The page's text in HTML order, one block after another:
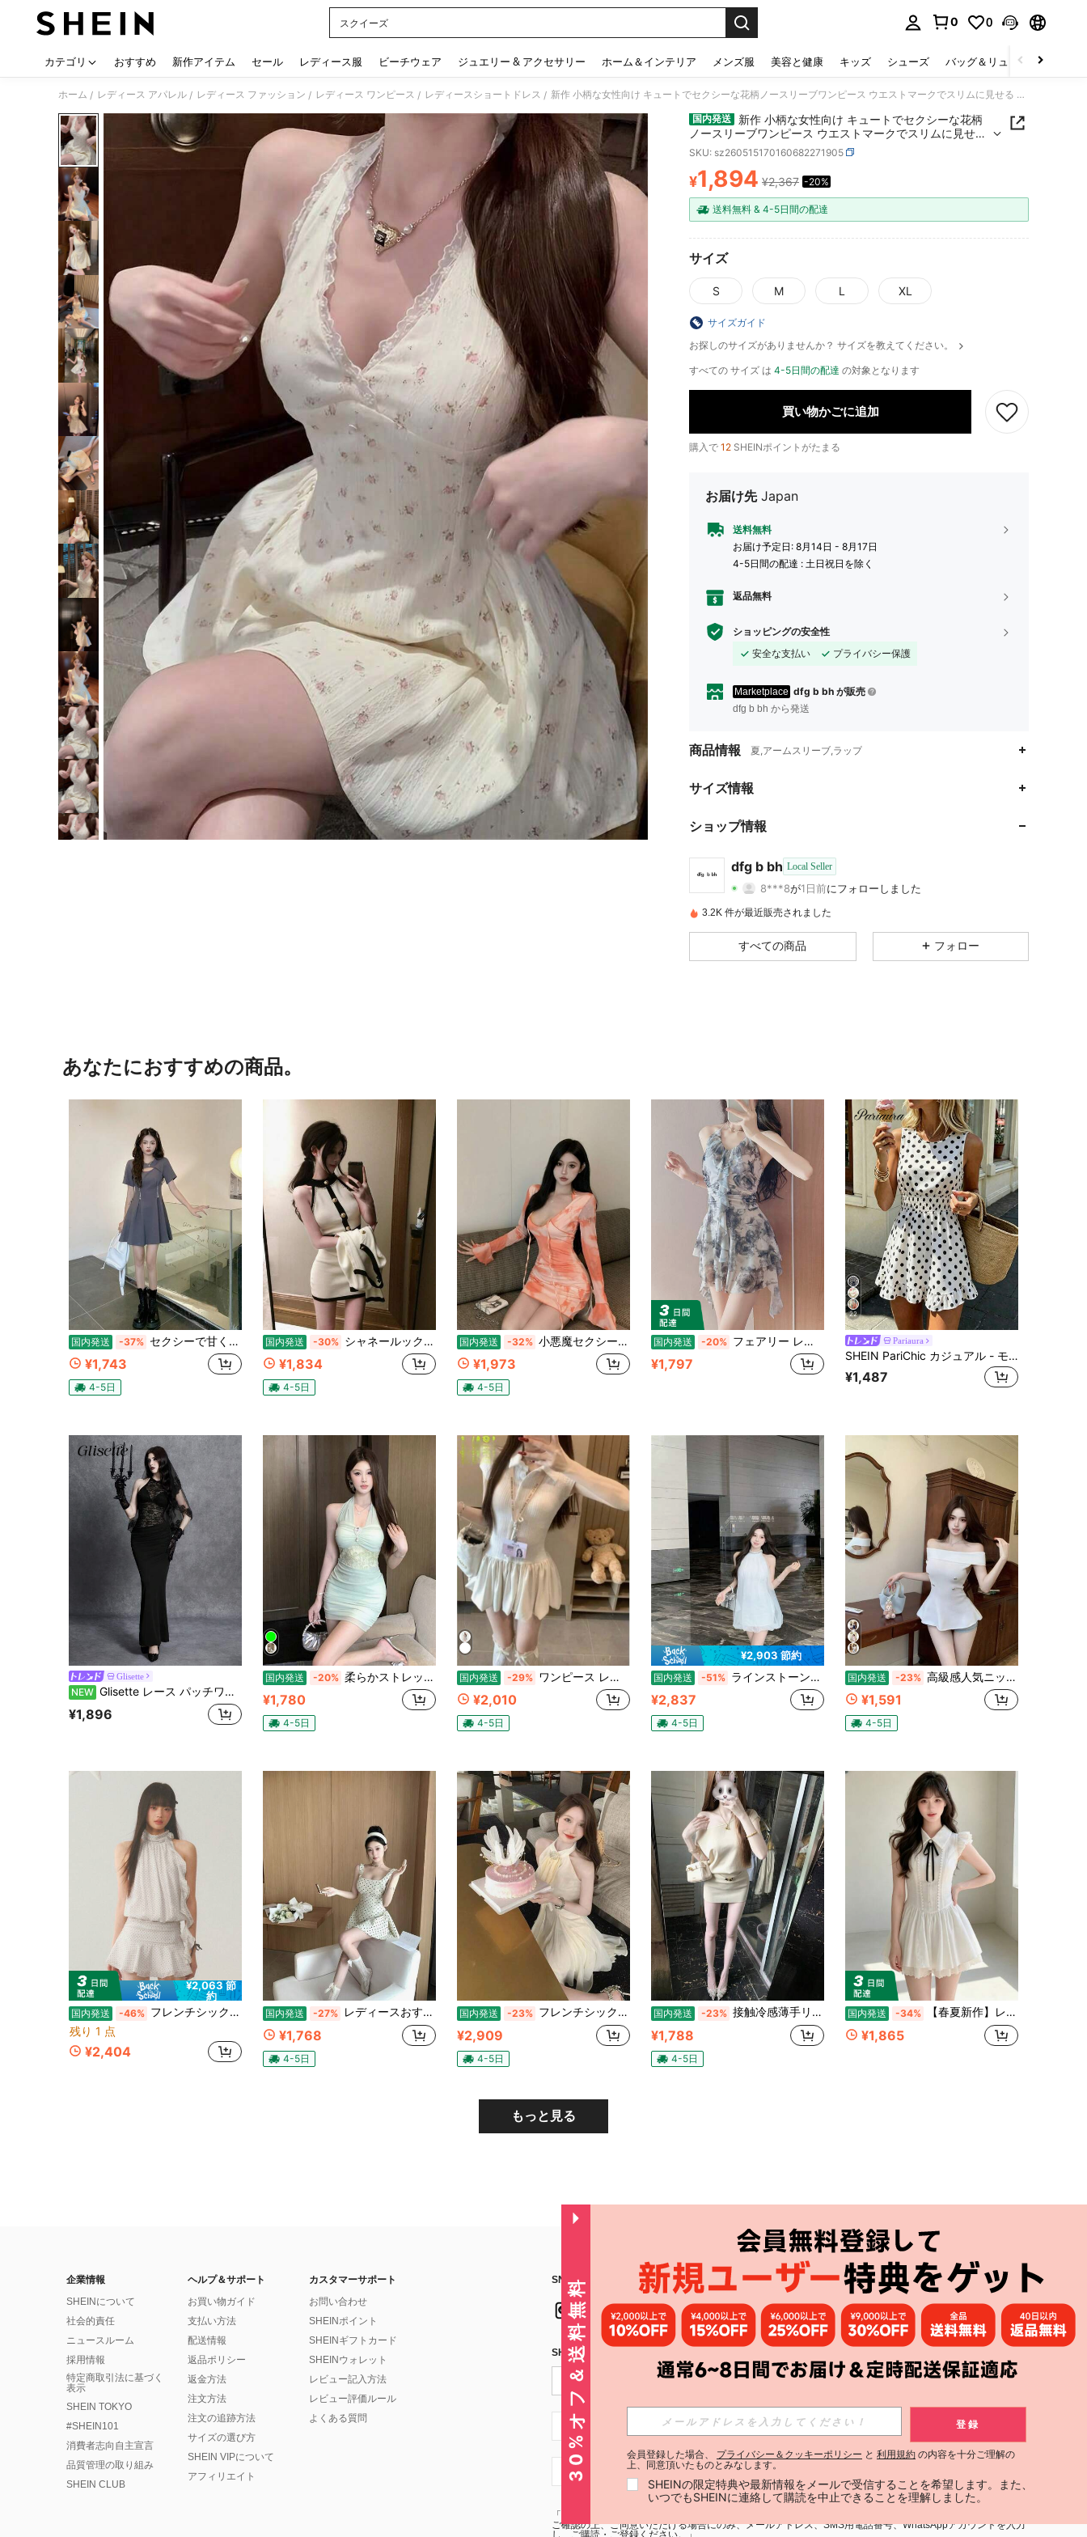
スクイーズ
0 0
カテゴリ おすすめ 新作アイテム セール レディース服 ビーチウェア ジュエリー & アクセサリー ホーム＆インテリア メンズ服 美容と健康 キッズ シューズ バッグ＆リュック
ホーム / レディース アパレル / レディース ファッション / レディース ワンピース / レディースショートドレス / 新作 小柄な女性向け キュートでセクシーな花柄ノースリーブワンピース ウエストマークでスリムに見せる ユニークなAラインシルエット
国内発送
新作 小柄な女性向け キュートでセクシーな花柄
ノースリーブワンピース ウエストマークでスリムに見せる
ユニークなAラインシルエット
SKU: sz260515170160682271905
PRICE AND AVAILABILITY
¥1,894 ¥2,367 -20%
送料無料 & 4-5日間の配達
サイズ
S M L XL
サイズガイド
お探しのサイズがありませんか？ サイズを教えてください。
すべての サイズ は 4-5日間の配達 の対象となります
買い物かごに追加
購入で 12 SHEINポイントがたまる
お届け先 Japan
送料無料
お届け予定日: 8月14日 - 8月17日
4-5日間の配達 : 土日祝日を除く
返品無料
ショッピングの安全性
安全な支払い
プライバシー保護
Marketplace dfg b bh が販売
dfg b bh から発送
商品情報 夏,アームスリーブ,ラップ
サイズ情報
ショップ情報
dfg b bh Local Seller
4.70
4.70
4.70 238
8***8 が1日前にフォローしました
4.70 評価 238商品 85フォロワー
4.70 238 85
4.70 85
3.2K 件が最近販売されました
すべての商品 フォロー
あなたにおすすめの商品。
国内発送 -37% セクシーで甘くスパイシーなスタイルのパッチワーク＆レースアップワンピース 夏用 プラスサイズ インスタ風 ファスナー付きウエストシェイプでスリムに見えるロングドレス
¥1,743
4-5日
国内発送 -30% シャネールック カラーブロック ノースリーブワンピース レディース 秋 フレンチスタイル 高級感 セレブ風 シルエットが美しい ウエストマーク ヒップフィット ショートスカート（ジャケットなし）
¥1,834
4-5日
国内発送 -32% 小悪魔セクシーな辣妹風グラデーションプリントワンピース 胸元リボン 低めネックライン タイト スリムフィット ヒップライン強調 ミニ丈
¥1,973
4-5日
国内発送 -20% フェアリー レディース水着 ワンピース ドレス 夏新作 シンプル スリム 着痩せ ボディカバー ベリーセクシー エレガント
¥1,797
22
Pariaura
SHEIN PariChic カジュアル - モダンカジュアル カジュアル - バケーションカジュアル パストラルドレス
¥1,487
Glisette
NEW Glisette レース パッチワーク ボディコンドレス、セクシーなシアー バックレス ロングパーティードレス
¥1,896
国内発送 -20% 柔らかストレッチ素材ホルターワンピ、レース透けデザインとバックレスが特徴。後ろ紐でウエスト調整、知的な大人風、デートやお出かけにおすすめの春ドレス。
¥1,780
4-5日
国内発送 -29% ワンピース レディース 夏 ポロネック 半袖 ワンピース バレエ風 フレンチスイート ワンピース ドット柄 バルーンスカート カレッジ風 スイート ミニスカート エレガント 着痩せ デイリー 通学 デート 旅行 撮影 ダンス イベント 夏コーデ
¥2,010
4-5日
¥2,903 節約
国内発送 -51% ラインストーンの装飾が施された、エレガントでラグジュアリーなホルターネックドレス。ユニークで洗練されたメッシュのAラインスカートが特徴的な、女性のための新しいサマースタイルです。
¥2,837
4-5日
国内発送 -23% 高級感人気ニットワンピ オフショルダービスチェ風 半袖ストレッチミニ丈シルエット 肩ライン綺麗に見せスリム着痩せ大人可愛い雰囲気
¥1,591
4-5日
¥2,063 節
約
国内発送 -46% フレンチシックワンピースドット夏のノースリーブ新デザインギャルスカート女装スカート
残り 1 点
¥2,404
国内発送 -27% レディースおすすめワンピース フレンチ水玉ドット スクエアネックキャミソール A ラインワンピース 純欲甘めテイスト スリムウエスト着痩せ 快適で肌に優しい素材 日常・リゾート・デートに使える万能ワンピース
¥1,768
4-5日
国内発送 -23% フレンチシック名媛風 アシンメトリーウエストマーク シフォンワンピース レディース 夏新作 ノースリーブ ホルターネック セクシー ミニ丈 上品コーデにぴったり 無地のシンプルなレディースショートワンピース
¥2,909
4-5日
国内発送 -23% 接触冷感薄手リブニットミニワンピース ワンショルカットアウトタイト 高伸縮着心地抜群 個性的映えデザイン デートライブ衣装におすすめ
¥1,788
4-5日
国内発送 -34% 【春夏新作】レディースワンピース（リボン付き／ピュアセクシー×フェミニン） おしゃれ 上品 感 何にでも合う フレンチ×韓国風 甘め ふんわり
¥1,865
もっと見る
企業情報
SHEINについて
社会的責任
ニュースルーム
採用情報
特定商取引法に基づく
表示
SHEIN TOKYO
#SHEIN101
消費者志向自主宣言
品質管理の取り組み
SHEIN CLUB
ヘルプ＆サポート
お買い物ガイド
支払い方法
配送情報
返品ポリシー
返金方法
注文方法
注文の追跡方法
サイズの選び方
SHEIN VIPについて
アフィリエイト
カスタマーサポート
お問い合わせ
SHEINポイント
SHEINギフトカード
SHEINウォレット
レビュー記入方法
レビュー評価ルール
よくある質問
SNSフォローはこちら： アプリ
SHEIN STYLE NEWSを購読する
購読
JP + 81 登録する
JP + 81
「SHEIN STYLE NEWSの購読には「
ご確認の上、ご同意いただける場合にのみ、メールアドレス、SMS用電話番号、WhatsAppアカウントを入力
30%オフ＆送料無料 登録
会員登録した場合、 プライバシー＆クッキーポリシー と 利用規約 の内容を十分ご理解の
上、同意頂いたものとみなします。
SHEINの限定特典や最新情報をメールで受信することを希望します。また、
いつでもSHEINに連絡して購読を中止できることを理解しました。